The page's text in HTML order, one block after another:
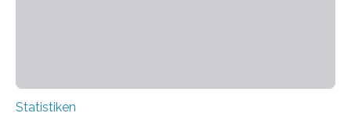
Statistiken